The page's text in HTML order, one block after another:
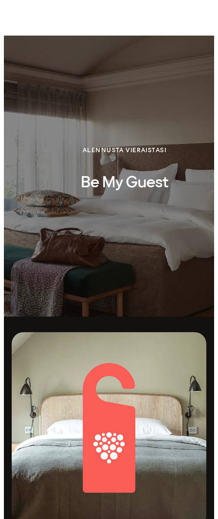
ALENNUSTA VIERAISTASI
Be My Guest